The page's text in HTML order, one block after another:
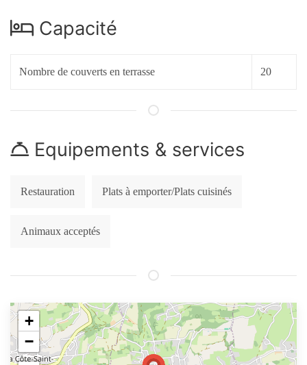
Capacité
Nombre de couverts en terrasse 20
Equipements & services
Restauration Plats à emporter/Plats cuisinés
Animaux acceptés
+
−